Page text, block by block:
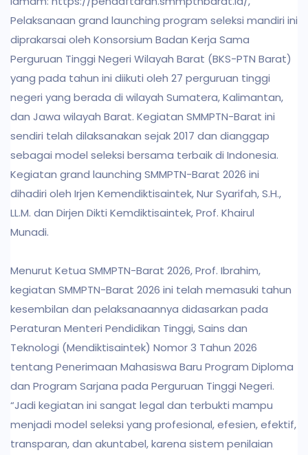
Pelaksanaan grand launching program seleksi mandiri ini
diprakarsai oleh Konsorsium Badan Kerja Sama
Perguruan Tinggi Negeri Wilayah Barat (BKS-PTN Barat)
yang pada tahun ini diikuti oleh 27 perguruan tinggi
negeri yang berada di wilayah Sumatera, Kalimantan,
dan Jawa wilayah Barat. Kegiatan SMMPTN-Barat ini
sendiri telah dilaksanakan sejak 2017 dan dianggap
sebagai model seleksi bersama terbaik di Indonesia.
Kegiatan grand launching SMMPTN-Barat 2026 ini
dihadiri oleh Irjen Kemendiktisaintek, Nur Syarifah, S.H.,
LL.M. dan Dirjen Dikti Kemdiktisaintek, Prof. Khairul
Munadi.
Menurut Ketua SMMPTN-Barat 2026, Prof. Ibrahim,
kegiatan SMMPTN-Barat 2026 ini telah memasuki tahun
kesembilan dan pelaksanaannya didasarkan pada
Peraturan Menteri Pendidikan Tinggi, Sains dan
Teknologi (Mendiktisaintek) Nomor 3 Tahun 2026
tentang Penerimaan Mahasiswa Baru Program Diploma
dan Program Sarjana pada Perguruan Tinggi Negeri.
“Jadi kegiatan ini sangat legal dan terbukti mampu
menjadi model seleksi yang profesional, efesien, efektif,
transparan, dan akuntabel, karena sistem penilaian